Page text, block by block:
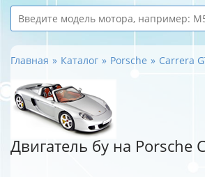
Главная Каталог Porsche Carrera
Двигатель бу на Porsche